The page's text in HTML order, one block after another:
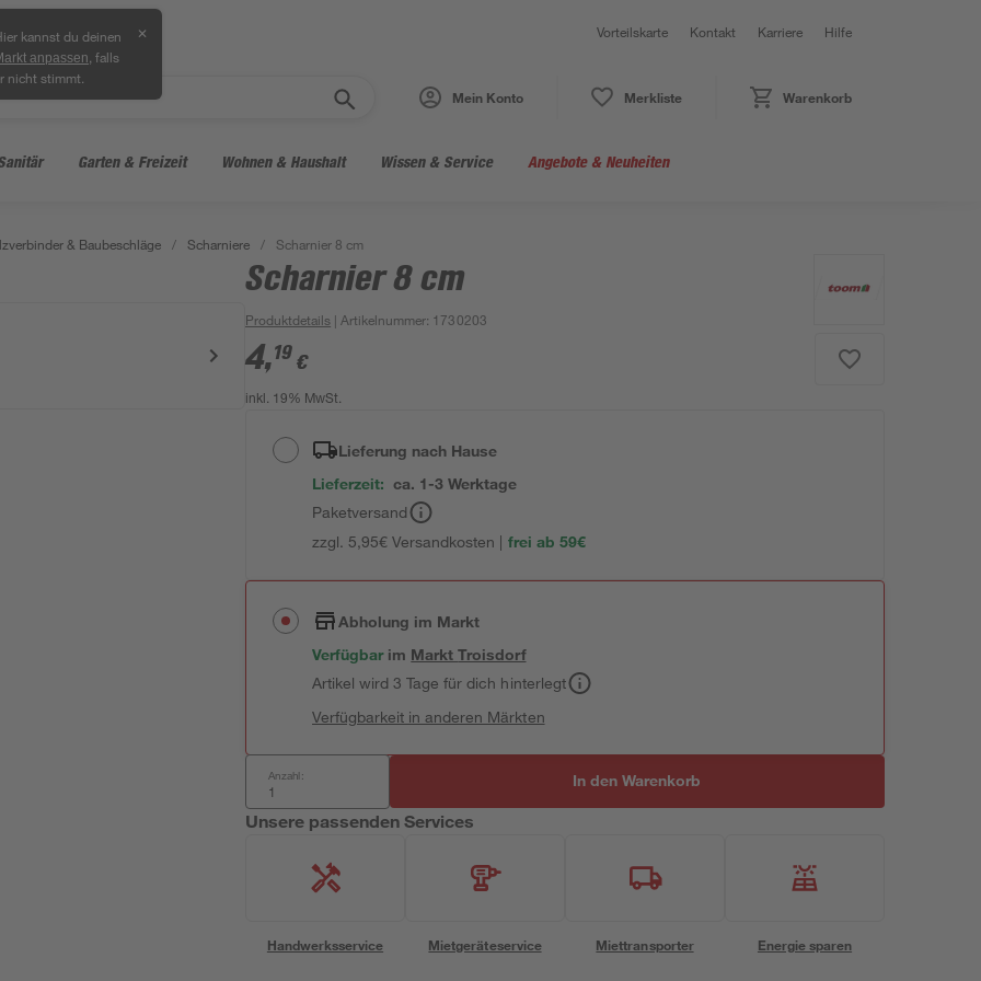
kannst du deinen
anpassen , falls
nicht stimmt.
✕ Vorteilskarte Kontakt Karriere Hilfe
Mein Konto Merkliste Warenkorb
Garten & Freizeit Wohnen & Haushalt Wissen & Service Angebote & Neuheiten
& Baubeschläge / Scharniere / Scharnier 8 cm
Scharnier 8 cm
Produktdetails | Artikelnummer: 1730203
4,19 €
inkl. 19% MwSt.
Lieferung nach Hause
Lieferzeit: ca. 1-3 Werktage
Paketversand
zzgl. 5,95€ Versandkosten | frei ab 59€
Abholung im Markt
Verfügbar im MarktTroisdorf
Artikel wird 3 Tage für dich hinterlegt
Verfügbarkeit in anderen Märkten
Anzahl: In den Warenkorb
Unsere passenden Services
Handwerksservice Mietgeräteservice Miettransporter Energie sparen